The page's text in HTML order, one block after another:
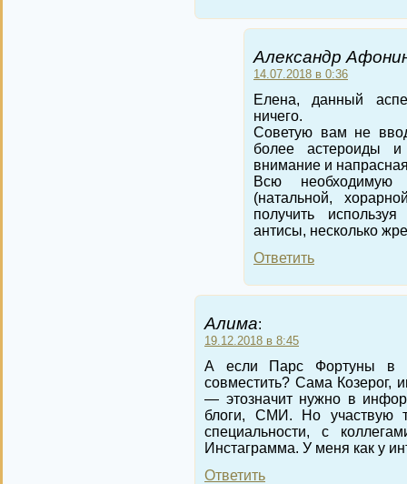
Александр
14.07.2018 в 0:36
Елена, данный
ничего.
Советую вам не
более астероиды
внимание и
Всю
(натальной,
получить
антисы, несколько
Ответить
Алима:
19.12.2018 в 8:45
А если Парс Фортуны в
совместить? Сама Козерог,
— этозначит нужно в
блоги, СМИ. Но участвую
специальности, с
Инстаграмма. У меня как у
Ответить